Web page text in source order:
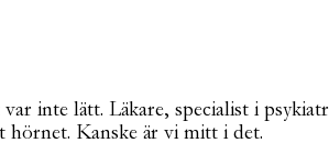
inte lätt. Läkare, specialist i
Kanske är vi mitt i det.